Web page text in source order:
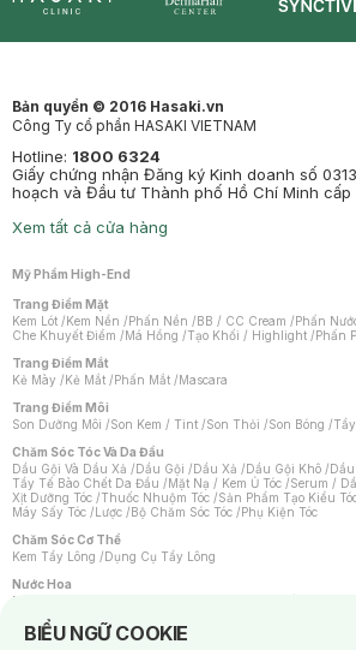
Bản quyền © 2016 Hasaki.vn
Công Ty cổ phần HASAKI VIETNAM
Hotline: 1800 6324
Giấy chứng nhận Đăng ký Kinh doanh số
hoạch và Đầu tư Thành phố Hồ Chí Minh cấp
Xem tất cả cửa hàng
Mỹ Phẩm High-End
Trang Điểm Mặt
Kem Lót /Kem Nền /Phấn Nền /BB / CC Cream /Phấn
Che Khuyết Điểm /Má Hồng /Tạo Khối / Highlight /Phấn
Trang Điểm Mắt
Kẻ Mày /Kẻ Mắt /Phấn Mắt /Mascara
Trang Điểm Môi
Son Dưỡng Môi /Son Kem / Tint /Son Thỏi /Son Bóng /
Chăm Sóc Tóc Và Da Đầu
Dầu Gội Và Dầu Xả /Dầu Gội /Dầu Xả /Dầu Gội Khô /
Tẩy Tế Bào Chết Da Đầu /Mặt Nạ / Kem Ủ Tóc /Serum /
Xịt Dưỡng Tóc /Thuốc Nhuộm Tóc /Sản Phẩm Tạo Kiểu
Máy Sấy Tóc /Lược /Bộ Chăm Sóc Tóc /Phụ Kiện Tóc
Chăm Sóc Cơ Thể
Kem Tẩy Lông /Dụng Cụ Tẩy Lông
Nước Hoa
Nước Hoa Nữ
Chăm Sóc Cá Nhân
BIỂU NGỮ COOKIE
Notice about cookies usage